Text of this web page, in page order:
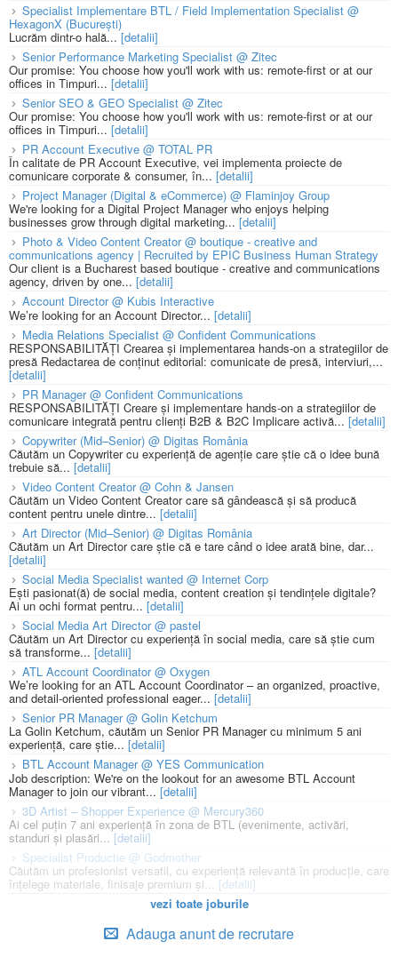
Specialist Implementare BTL / Field Implementation Specialist @
HexagonX (București)
Lucrăm dintr-o hală...[detalii]
Senior Performance Marketing Specialist @ Zitec
Our promise: You choose how you'll work with us: remote-first or at our
offices in Timpuri... [detalii]
Senior SEO & GEO Specialist @ Zitec
Our promise: You choose how you'll work with us: remote-first or at our
offices in Timpuri... [detalii]
PR Account Executive @ TOTAL PR
În calitate de PR Account Executive, vei implementa proiecte de
comunicare corporate & consumer, în... [detalii]
Project Manager (Digital & eCommerce) @ Flaminjoy Group
We're looking for a Digital Project Manager who enjoys helping
businesses grow through digital marketing... [detalii]
Photo & Video Content Creator @ boutique - creative and
communications agency | Recruited by EPIC Business Human Strategy
Our client is a Bucharest based boutique - creative and communications
agency, driven by one... [detalii]
Account Director @ Kubis Interactive
We’re looking for an Account Director... [detalii]
Media Relations Specialist @ Confident Communications
RESPONSABILITĂȚI Crearea și implementarea hands-on a strategiilor de
presă Redactarea de conținut editorial: comunicate de presă, interviuri,...
[detalii]
PR Manager @ Confident Communications
RESPONSABILITĂȚI Creare și implementare hands-on a strategiilor de
comunicare integrată pentru clienți B2B & B2C Implicare activă... [detalii]
Copywriter (Mid–Senior) @ Digitas România
Căutăm un Copywriter cu experiență de agenție care știe că o idee bună
trebuie să... [detalii]
Video Content Creator @ Cohn & Jansen
Căutăm un Video Content Creator care să gândească și să producă
content pentru unele dintre... [detalii]
Art Director (Mid–Senior) @ Digitas România
Căutăm un Art Director care știe că e tare când o idee arată bine, dar...
[detalii]
Social Media Specialist wanted @ Internet Corp
Ești pasionat(ă) de social media, content creation și tendințele digitale?
Ai un ochi format pentru... [detalii]
Social Media Art Director @ pastel
Căutăm un Art Director cu experiență în social media, care să știe cum
să transforme... [detalii]
ATL Account Coordinator @ Oxygen
We’re looking for an ATL Account Coordinator – an organized, proactive,
and detail-oriented professional eager... [detalii]
Senior PR Manager @ Golin Ketchum
La Golin Ketchum, căutăm un Senior PR Manager cu minimum 5 ani
experiență, care știe... [detalii]
BTL Account Manager @ YES Communication
Job description: We're on the lookout for an awesome BTL Account
Manager to join our vibrant... [detalii]
3D Artist – Shopper Experience @ Mercury360
Ai cel puțin 7 ani experiență în zona de BTL (evenimente, activări,
standuri și plasări...[detalii]
Specialist Productie @ Godmother
Căutăm un profesionist versatil, cu experiență relevantă în producție, care
înțelege materiale, finisaje premium și... [detalii]
vezi toate joburile
Adauga anunt de recrutare